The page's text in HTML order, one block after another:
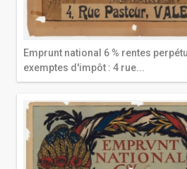
Emprunt national 6 % rentes
exemptes d'impôt : 4 rue...